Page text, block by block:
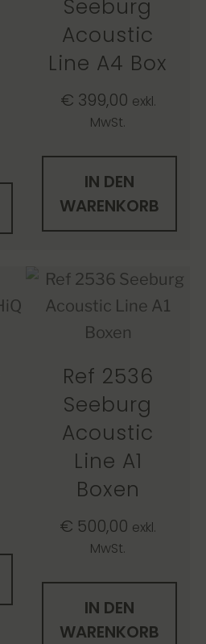
Seeburg
Acoustic
Line A4 Box
€ 399,00 exkl.
MwSt.
IN DEN
WARENKORB
Ref 2536
Seeburg
Acoustic
Line A1
Boxen
€ 500,00 exkl.
MwSt.
IN DEN
WARENKORB